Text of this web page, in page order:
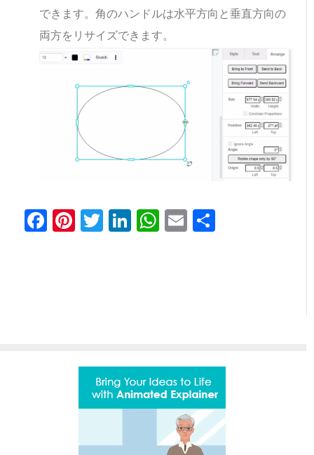
できます。角のハンドルは水平方向と垂直方向の
両方をリサイズできます。
Facebook
Pinterest
Twitter
LinkedIn
WhatsApp
Email